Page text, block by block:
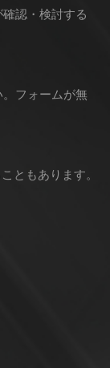
認・検討する
フォームが無
ともあります。